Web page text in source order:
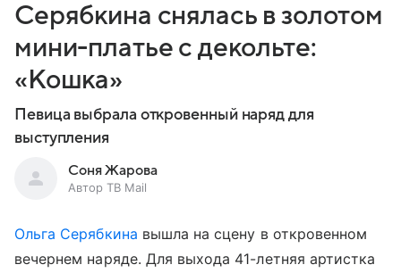
Серябкина снялась в золотом
мини-платье с декольте:
«Кошка»
Певица выбрала откровенный наряд для
выступления
Соня Жарова
Автор ТВ Mail
Ольга Серябкина вышла на сцену в откровенном
вечернем наряде. Для выхода 41-летняя артистка